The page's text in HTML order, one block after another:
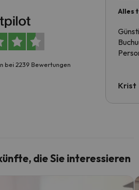
bei 2239 Bewertungen
Alles
Krist
die Sie interessieren